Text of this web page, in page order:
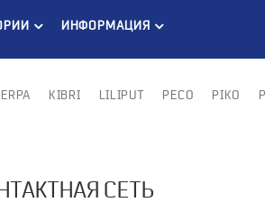
ИНФОРМАЦИЯ
KIBRI LILIPUT PECO PIKO
СЕТЬ